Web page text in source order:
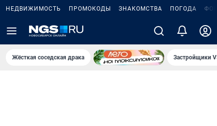
НЕДВИЖИМОСТЬ ПРОМОКОДЫ ЗНАКОМСТВА ПОГОДА
Жёсткая соседская драка Застройщики